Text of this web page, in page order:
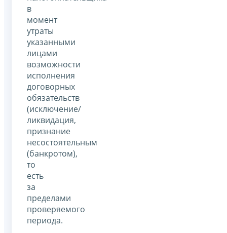
в
момент
утраты
указанными
лицами
возможности
исполнения
договорных
обязательств
(исключение/
ликвидация,
признание
несостоятельным
(банкротом),
то
есть
за
пределами
проверяемого
периода.